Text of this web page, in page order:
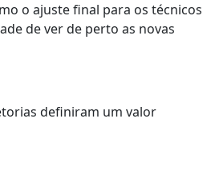
o ajuste final para os técnicos
de ver de perto as novas
definiram um valor